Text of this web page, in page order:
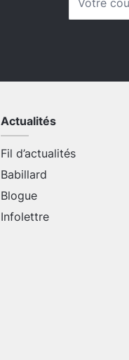
Actualités
Fil d’actualités
Babillard
Blogue
Infolettre